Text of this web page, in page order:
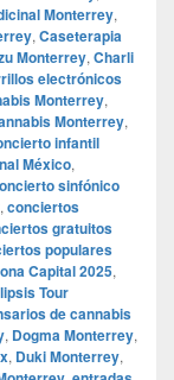
Monterrey,
, Caseterapia
Monterrey, Charli
electrónicos
Monterrey,
Monterrey,
infantil
México,
sinfónico
, conciertos
gratuitos
populares
Capital 2025,
Tour
de cannabis
, Dogma Monterrey,
, Duki Monterrey,